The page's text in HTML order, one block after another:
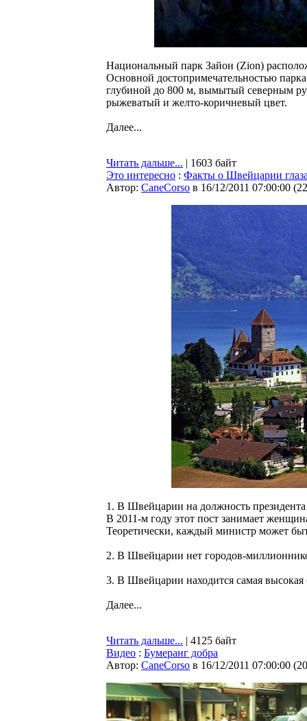
Национальный парк Зайон (Zion)
Основной достопримечательностью
глубиной до 800 м, вымытый северным
рыжеватый и желто-коричневый цвет.
Далее...
Читать дальше... | 1603 байт
Это интересно : Факты о Швейцарии
Автор: CaneCorso в 16/12/2011 07:00:00 (
1. В Швейцарии на должность президента
В 2011-м году этот пост занимает
Теоретически, каждый министр может
2. В Швейцарии нет городов-
3. В Швейцарии находится самая
Далее...
Читать дальше... | 4125 байт
Видео : Бумеранг добра
Автор: CaneCorso в 16/12/2011 07:00:00 (